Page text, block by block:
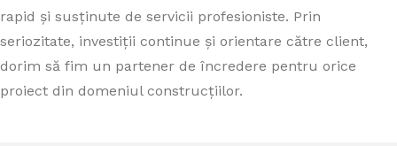
rapid și susținute de servicii profesioniste. Prin
seriozitate, investiții continue și orientare către client,
dorim să fim un partener de încredere pentru orice
proiect din domeniul construcțiilor.